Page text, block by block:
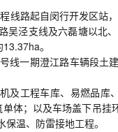
线路起自闵行开发区站
吴泾支线及六磊塘以北
。
线一期澄江路车辆段土
及工程车库、易燃品
体；以及车场盖下吊
温、防雷接地工程。